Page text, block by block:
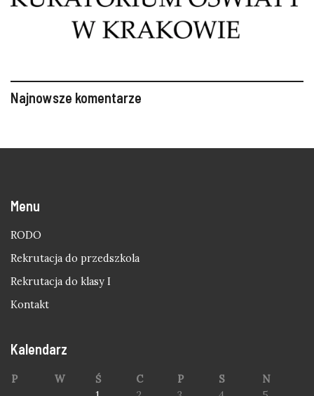
Najnowsze komentarze
Menu
RODO
Rekrutacja do przedszkola
Rekrutacja do klasy I
Kontakt
Kalendarz
P W Ś C P S
N